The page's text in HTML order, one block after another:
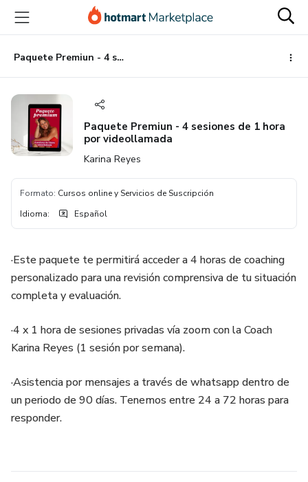
principal
página
de
página
Paquete Premiun - 4 sesiones de 1 hora por videollamada
Paquete Premiun - 4 sesiones de 1 hora
por videollamada
Karina Reyes
Formato: Cursos online y Servicios de Suscripción
Idioma: Español
·Este paquete te permitirá acceder a 4 horas de coaching
personalizado para una revisión comprensiva de tu situación
completa y evaluación.
·4 x 1 hora de sesiones privadas vía zoom con la Coach
Karina Reyes (1 sesión por semana).
·Asistencia por mensajes a través de whatsapp dentro de
un periodo de 90 días. Tenemos entre 24 a 72 horas para
responder.